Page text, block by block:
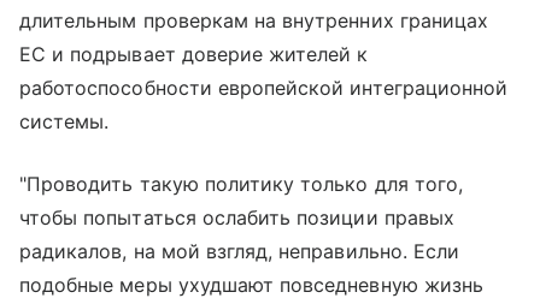
длительным проверкам на внутренних границах
ЕС и подрывает доверие жителей к
работоспособности европейской интеграционной
системы.
"Проводить такую политику только для того,
чтобы попытаться ослабить позиции правых
радикалов, на мой взгляд, неправильно. Если
подобные меры ухудшают повседневную жизнь